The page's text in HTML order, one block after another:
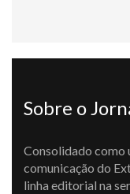
Sobre o
Consolidado como
comunicação do
linha editorial na